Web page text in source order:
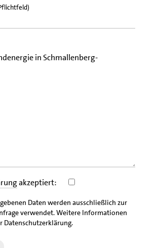
in Schmallenberg-
akzeptiert:
Daten werden ausschließlich zur
verwendet. Weitere Informationen
Datenschutzerklärung.